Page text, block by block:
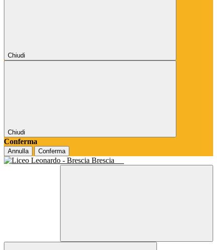
Chiudi
Chiudi
Conferma
Annulla Conferma
Brescia